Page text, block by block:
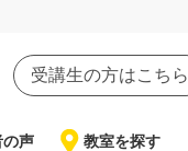
声 教室を探す
受講生の方はこちら